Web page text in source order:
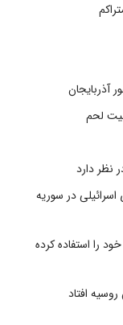
آذربایجان
لحم
در سوریه
خود را استفاده کرده
افتاد